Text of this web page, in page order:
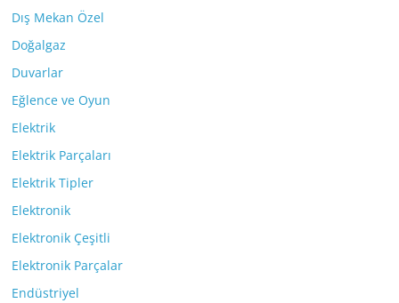
Dış Mekan Özel
Doğalgaz
Duvarlar
Eğlence ve Oyun
Elektrik
Elektrik Parçaları
Elektrik Tipler
Elektronik
Elektronik Çeşitli
Elektronik Parçalar
Endüstriyel